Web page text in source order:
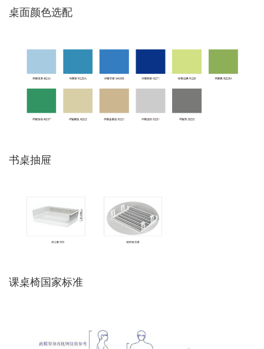
桌面颜色选配
书桌抽屉
课桌椅国家标准